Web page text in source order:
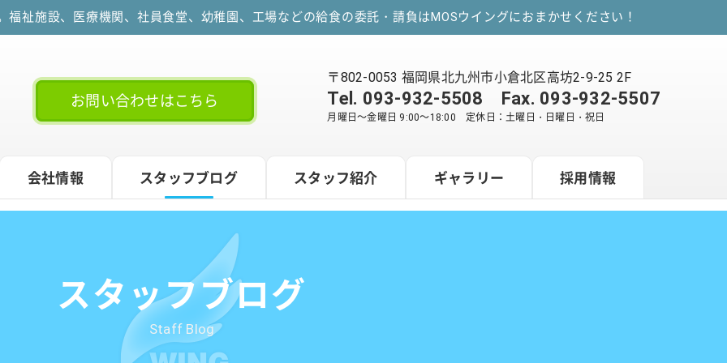
祉施設、医療機関、社員食堂、幼稚園、工場などの給食の委託・請負はMOSウイングにおまかせください！
お問い合わせはこちら
〒802-0053 福岡県北九州市小倉北区高坊2-9-25 2F
Tel. 093-932-5508 Fax. 093-932-5507
月曜日～金曜日 9:00～18:00 定休日：土曜日・日曜日・祝日
会社情報 スタッフブログ スタッフ紹介 ギャラリー 採用情報
スタッフブログ
Staff Blog